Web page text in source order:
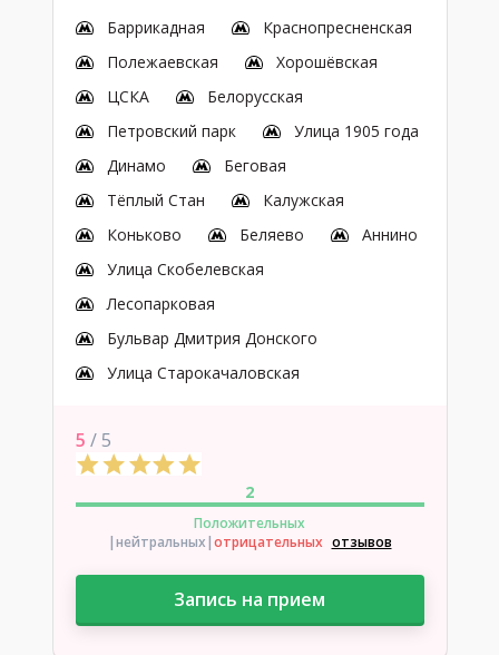
Баррикадная
Краснопресненская
Полежаевская
Хорошёвская
ЦСКА
Белорусская
Петровский парк
Улица 1905 года
Динамо
Беговая
Тёплый Стан
Калужская
Коньково
Беляево
Аннино
Улица Скобелевская
Лесопарковая
Бульвар Дмитрия Донского
Улица Старокачаловская
5 / 5
2
Положительных
|нейтральных|отрицательных отзывов
Запись на прием